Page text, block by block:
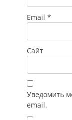
Email *
Сайт
Уведомить
email.